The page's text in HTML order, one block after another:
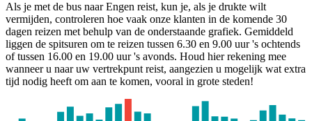
Als je met de bus naar Engen reist, kun je, als je drukte wilt
vermijden, controleren hoe vaak onze klanten in de komende 30
dagen reizen met behulp van de onderstaande grafiek. Gemiddeld
liggen de spitsuren om te reizen tussen 6.30 en 9.00 uur 's ochtends
of tussen 16.00 en 19.00 uur 's avonds. Houd hier rekening mee
wanneer u naar uw vertrekpunt reist, aangezien u mogelijk wat extra
tijd nodig heeft om aan te komen, vooral in grote steden!